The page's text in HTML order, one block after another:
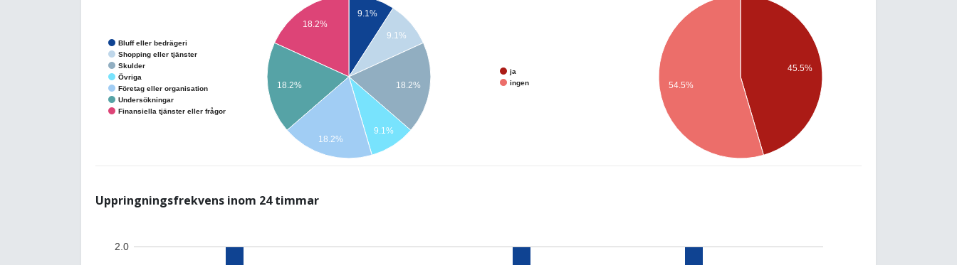
Bluff eller bedrägeri
Shopping eller tjänster
Skulder
Övriga
Företag eller organisation
Undersökningar
Finansiella tjänster eller frågor
9.1%
9.1%
18.2%
9.1%
18.2%
18.2%
18.2%
ja
ingen
45.5%
54.5%
Uppringningsfrekvens inom 24 timmar
2.0